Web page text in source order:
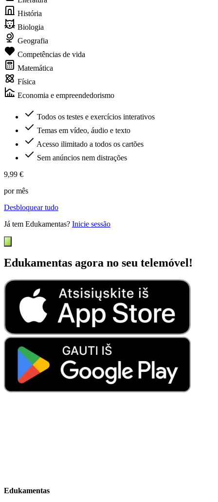
História
Biologia
Geografia
Competências de vida
Matemática
Física
Economia e empreendedorismo
Todos os testes e exercícios interativos
Temas em vídeo, áudio e texto
Acesso ilimitado a todos os cartões
Sem anúncios nem distrações
9,99 €
por mês
Desbloquear tudo
Já tem Edukamentas? Inicie sessão
Edukamentas agora no seu telemóvel!
Edukamentas